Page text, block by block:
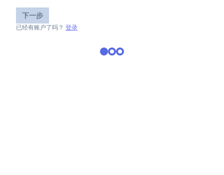
下一步
已经有账户了吗？ 登录